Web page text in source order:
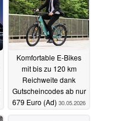
Komfortable E-Bikes
mit bis zu 120 km
Reichweite dank
Gutscheincodes ab nur
679 Euro (Ad) 30.05.2026